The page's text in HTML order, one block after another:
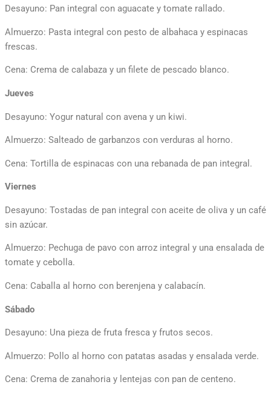
Desayuno: Pan integral con aguacate y tomate rallado.
Almuerzo: Pasta integral con pesto de albahaca y espinacas
frescas.
Cena: Crema de calabaza y un filete de pescado blanco.
Jueves
Desayuno: Yogur natural con avena y un kiwi.
Almuerzo: Salteado de garbanzos con verduras al horno.
Cena: Tortilla de espinacas con una rebanada de pan integral.
Viernes
Desayuno: Tostadas de pan integral con aceite de oliva y un café
sin azúcar.
Almuerzo: Pechuga de pavo con arroz integral y una ensalada de
tomate y cebolla.
Cena: Caballa al horno con berenjena y calabacín.
Sábado
Desayuno: Una pieza de fruta fresca y frutos secos.
Almuerzo: Pollo al horno con patatas asadas y ensalada verde.
Cena: Crema de zanahoria y lentejas con pan de centeno.